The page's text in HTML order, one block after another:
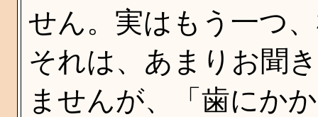
せん。実はもう一つ
それは、あまりお聞
ませんが、「歯にか